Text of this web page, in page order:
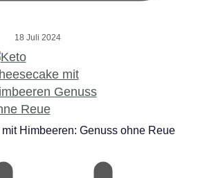
18 Juli 2024
Himbeeren: Genuss ohne Reue